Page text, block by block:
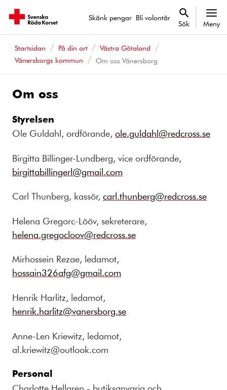
Skänk pengar Bli volontär
Sök Meny
Startsidan På din ort
Västra Götaland
Vänersborgs kommun
Om oss Vänersborg
Om oss
Styrelsen
Ole Guldahl, ordförande, ole.guldahl@redcross.se
Birgitta Billinger-Lundberg, vice ordförande,
birgittabillingerl@gmail.com
Carl Thunberg, kassör, carl.thunberg@redcross.se
Helena Gregorc-Lööv, sekreterare,
helena.gregocloov@redcross.se
Mirhossein Rezae, ledamot,
hossain326afg@gmail.com
Henrik Harlitz, ledamot,
henrik.harlitz@vanersborg.se
Anne-Len Kriewitz, ledamot,
al.kriewitz@outlook.com
Personal